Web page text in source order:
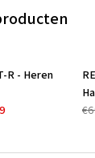
R - Heren